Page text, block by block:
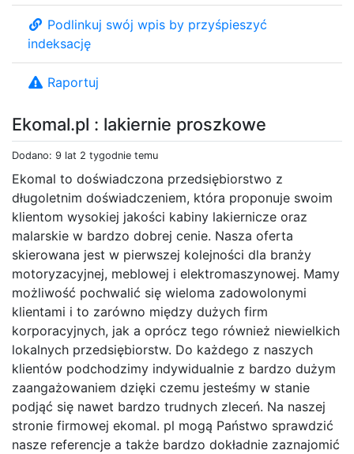
Ekomal.pl : lakiernie proszkowe
Dodano: 9 lat 2 tygodnie temu
Ekomal to doświadczona przedsiębiorstwo z
długoletnim doświadczeniem, która proponuje swoim
klientom wysokiej jakości kabiny lakiernicze oraz
malarskie w bardzo dobrej cenie. Nasza oferta
skierowana jest w pierwszej kolejności dla branży
motoryzacyjnej, meblowej i elektromaszynowej. Mamy
możliwość pochwalić się wieloma zadowolonymi
klientami i to zarówno między dużych firm
korporacyjnych, jak a oprócz tego również niewielkich
lokalnych przedsiębiorstw. Do każdego z naszych
klientów podchodzimy indywidualnie z bardzo dużym
zaangażowaniem dzięki czemu jesteśmy w stanie
podjąć się nawet bardzo trudnych zleceń. Na naszej
stronie firmowej ekomal. pl mogą Państwo sprawdzić
nasze referencje a także bardzo dokładnie zaznajomić
Podlinkuj swój wpis by przyśpieszyć
indeksację
Raportuj